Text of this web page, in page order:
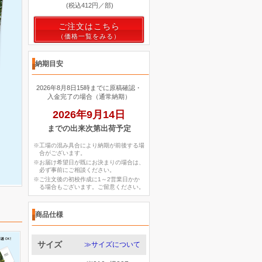
(税込412円／部)
ご注文はこちら
納期目安
2026年8月8日15時までに原稿確認・
入金完了の場合（通常納期）
2026年9月14日
までの出来次第出荷予定
※工場の混み具合により納期が前後する場
合がございます。
※お届け希望日が既にお決まりの場合は、
必ず事前にご相談ください。
※ご注文後の初校作成に1～2営業日かか
る場合もございます。ご留意ください。
商品仕様
サイズ ≫サイズについて